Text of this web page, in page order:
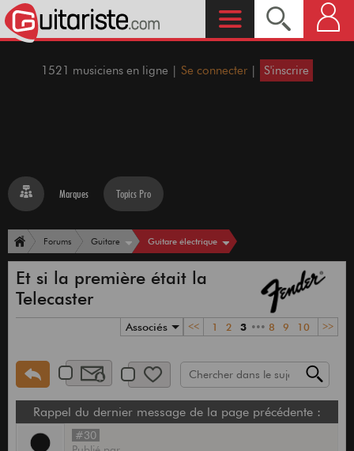
1521 musiciens en ligne | Se connecter | S'inscrire
Marques Topics Pro
Forums Guitare Guitare électrique
Et si la première était la
Telecaster
Associés << 1 2 3 ••• 8 9 10 >>
Rappel du dernier message de la page précédente :
#30